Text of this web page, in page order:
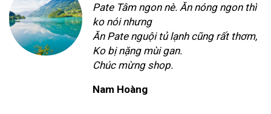
Pate Tâm ngon nè. Ăn nóng ngon thì
ko nói nhưng
Ăn Pate nguội tủ lạnh cũng rất thơm,
Ko bị nặng mùi gan.
Chúc mừng shop.
Nam Hoàng